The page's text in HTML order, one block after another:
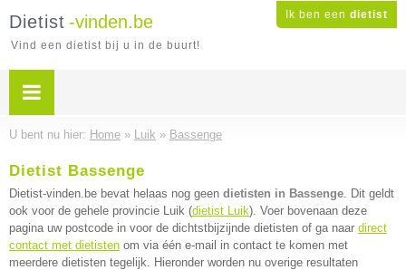
Ik ben een dietist
Dietist -vinden.be
Vind een dietist bij u in de buurt!
U bent nu hier: Home » Luik » Bassenge
Dietist Bassenge
Dietist-vinden.be bevat helaas nog geen dietisten in Bassenge. Dit geldt
ook voor de gehele provincie Luik (dietist Luik). Voer bovenaan deze
pagina uw postcode in voor de dichtstbijzijnde dietisten of ga naar direct
contact met dietisten om via één e-mail in contact te komen met
meerdere dietisten tegelijk. Hieronder worden nu overige resultaten